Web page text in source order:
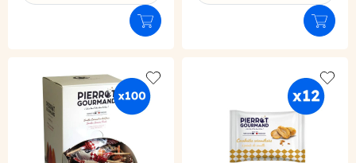
Ajouter au panier
Add to wishlist Add